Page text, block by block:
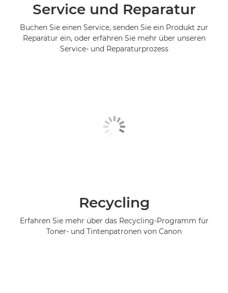
Service und Reparatur
Buchen Sie einen Service, senden Sie ein Produkt zur
Reparatur ein, oder erfahren Sie mehr über unseren
Service- und Reparaturprozess
Recycling
Erfahren Sie mehr über das Recycling-Programm für
Toner- und Tintenpatronen von Canon